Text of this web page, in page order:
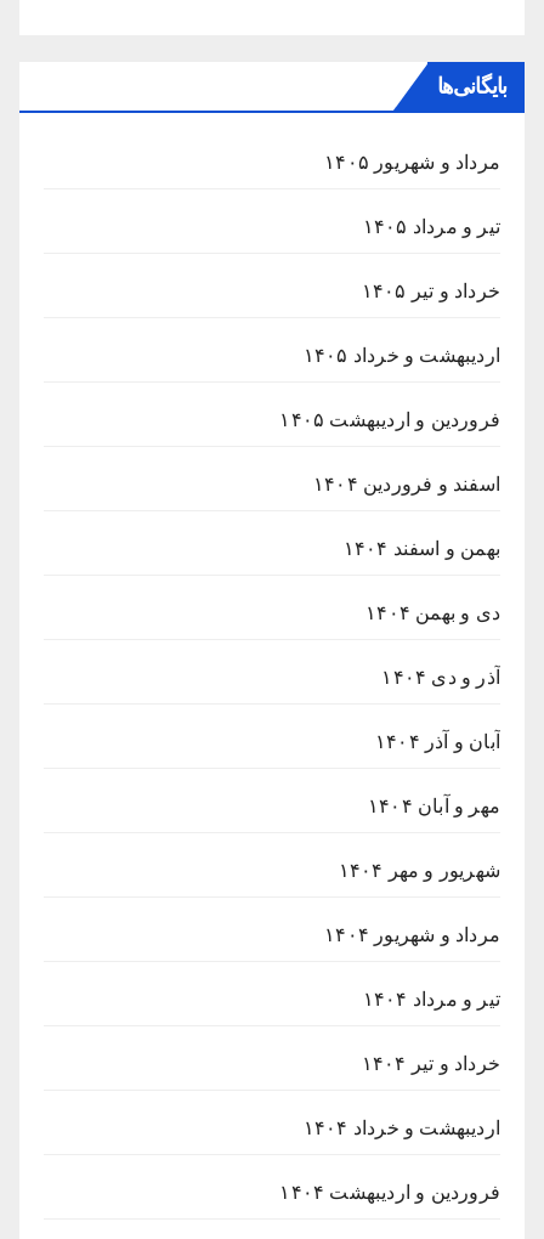
بایگانی‌ها
مرداد و شهریور ۱۴۰۵
تیر و مرداد ۱۴۰۵
خرداد و تیر ۱۴۰۵
اردیبهشت و خرداد ۱۴۰۵
فروردین و اردیبهشت ۱۴۰۵
اسفند و فروردین ۱۴۰۴
بهمن و اسفند ۱۴۰۴
دی و بهمن ۱۴۰۴
آذر و دی ۱۴۰۴
آبان و آذر ۱۴۰۴
مهر و آبان ۱۴۰۴
شهریور و مهر ۱۴۰۴
مرداد و شهریور ۱۴۰۴
تیر و مرداد ۱۴۰۴
خرداد و تیر ۱۴۰۴
اردیبهشت و خرداد ۱۴۰۴
فروردین و اردیبهشت ۱۴۰۴